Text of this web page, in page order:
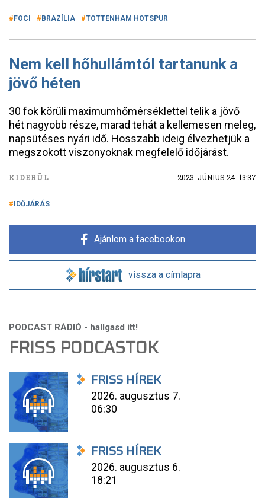
FOCI BRAZÍLIA TOTTENHAM HOTSPUR
Nem kell hőhullámtól tartanunk a
jövő héten
30 fok körüli maximumhőmérséklettel telik a jövő
hét nagyobb része, marad tehát a kellemesen meleg,
napsütéses nyári idő. Hosszabb ideig élvezhetjük a
megszokott viszonyoknak megfelelő időjárást.
KIDERÜL 2023. JÚNIUS 24. 13:37
IDŐJÁRÁS
Ajánlom a facebookon
vissza a címlapra
FRISS PODCASTOK
FRISS HÍREK
2026. augusztus 7.
06:30
FRISS HÍREK
2026. augusztus 6.
18:21